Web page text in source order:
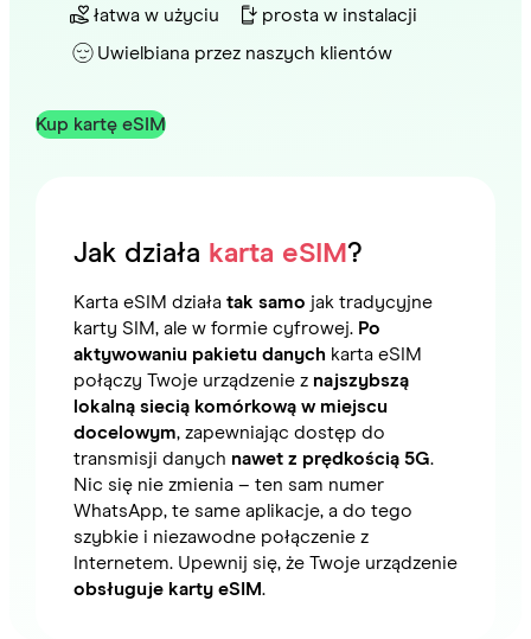
łatwa w użyciu
prosta w instalacji
Uwielbiana przez naszych klientów
Kup kartę eSIM
Jak działa karta eSIM?
Karta eSIM działa tak samo jak tradycyjne
karty SIM, ale w formie cyfrowej. Po
aktywowaniu pakietu danych karta eSIM
połączy Twoje urządzenie z najszybszą
lokalną siecią komórkową w miejscu
docelowym, zapewniając dostęp do
transmisji danych nawet z prędkością 5G.
Nic się nie zmienia – ten sam numer
WhatsApp, te same aplikacje, a do tego
szybkie i niezawodne połączenie z
Internetem. Upewnij się, że Twoje urządzenie
obsługuje karty eSIM.